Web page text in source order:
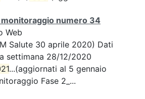
numero 34
Web
Salute 30 aprile 2020) Dati
settimana 28/12/2020
...(aggiornati al 5 gennaio
Fase 2_...